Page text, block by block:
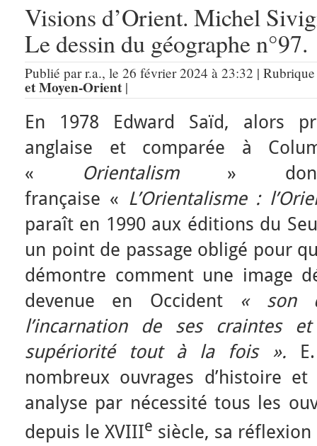
Visions d’Orient. Michel
Le dessin du géographe n°97.
Publié par r.a., le 26 février 2024 à 23:32 |
et Moyen-Orient |
En 1978 Edward Saïd, alors
anglaise et comparée à
« Orientalism» dont
française « L’Orientalisme :
paraît en 1990 aux éditions du
un point de passage obligé pour
démontre comment une image
devenue en Occident « son
l’incarnation de ses craintes
supériorité tout à la fois ».
nombreux ouvrages d’histoire
analyse par nécessité tous les
depuis le XVIIIe siècle, sa